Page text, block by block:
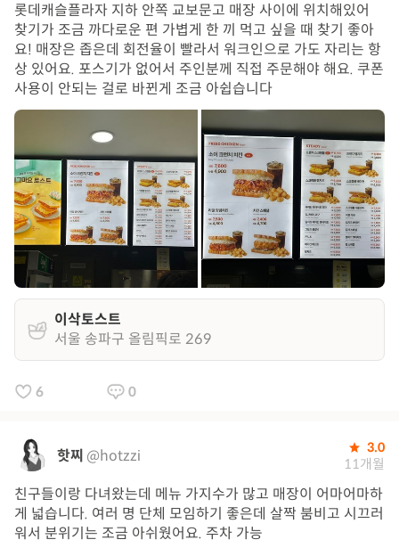
롯데캐슬플라자 지하 안쪽 교보문고 매장 사이에 위치해있어
찾기가 조금 까다로운 편 가볍게 한 끼 먹고 싶을 때 찾기 좋아
요! 매장은 좁은데 회전율이 빨라서 워크인으로 가도 자리는 항
상 있어요. 포스기가 없어서 주인분께 직접 주문해야 해요. 쿠폰
사용이 안되는 걸로 바뀐게 조금 아쉽습니다
이삭토스트
서울 송파구 올림픽로 269
6 0
핫찌 @hotzzi 3.0
11개월
친구들이랑 다녀왔는데 메뉴 가지수가 많고 매장이 어마어마하
게 넓습니다. 여러 명 단체 모임하기 좋은데 살짝 붐비고 시끄러
워서 분위기는 조금 아쉬웠어요. 주차 가능